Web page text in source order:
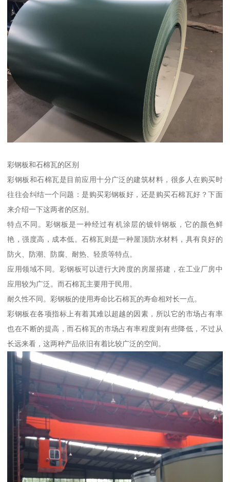
彩钢板和石棉瓦的区别
彩钢板和石棉瓦是目前应用十分广泛的建筑材料，很多人在购买时
往往会纠结一个问题：是购买彩钢板好，还是购买石棉瓦好？下面
来介绍一下这两者的区别。
特点不同。彩钢板是一种经过有机涂层的镀锌钢板，它的颜色鲜
艳，强度高，成本低。石棉瓦则是一种屋顶防水材料，具有良好的
防火、防潮、防腐、耐热、轻质等特点。
应用领域不同。彩钢板可以进行大跨度的房屋搭建，在工业厂房中
应用较为广泛。而石棉瓦主要用于民用。
耐久性不同。彩钢板的使用寿命比石棉瓦的寿命相对长一点。
彩钢板在各项指标上有着其难以超越的因素，所以它的市场占有率
也在不断的提高，而石棉瓦的市场占有率程度则有些降低，不过从
长远来看，这两种产品依旧有着比较广泛的空间。